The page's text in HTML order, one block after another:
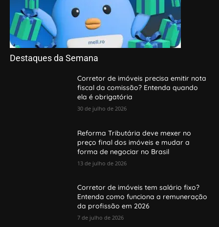
Destaques da Semana
Corretor de imóveis precisa emitir nota
fiscal da comissão? Entenda quando
ela é obrigatória
30 de julho de 2026
Reforma Tributária deve mexer no
preço final dos imóveis e mudar a
forma de negociar no Brasil
13 de julho de 2026
Corretor de imóveis tem salário fixo?
Entenda como funciona a remuneração
da profissão em 2026
7 de julho de 2026